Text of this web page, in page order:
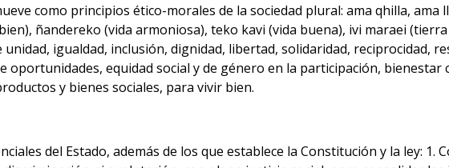
como principios ético-morales de la sociedad plural: ama qhilla,
ñandereko (vida armoniosa), teko kavi (vida buena), ivi maraei
igualdad, inclusión, dignidad, libertad, solidaridad, reciprocidad,
oportunidades, equidad social y de género en la participación, bienestar
y bienes sociales, para vivir bien.
del Estado, además de los que establece la Constitución y la ley: